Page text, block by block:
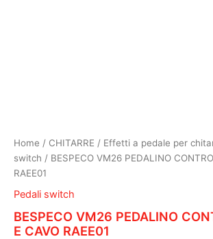
Home / CHITARRE / Effetti a pedale per
switch / BESPECO VM26 PEDALINO
RAEE01
Pedali switch
BESPECO VM26 PEDALINO
E CAVO RAEE01